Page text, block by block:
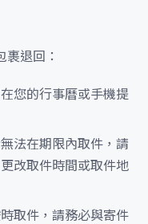
退回：
您的行事曆或手機提
法在期限內取件，請
改取件時間或取件地
取件，請務必與寄件